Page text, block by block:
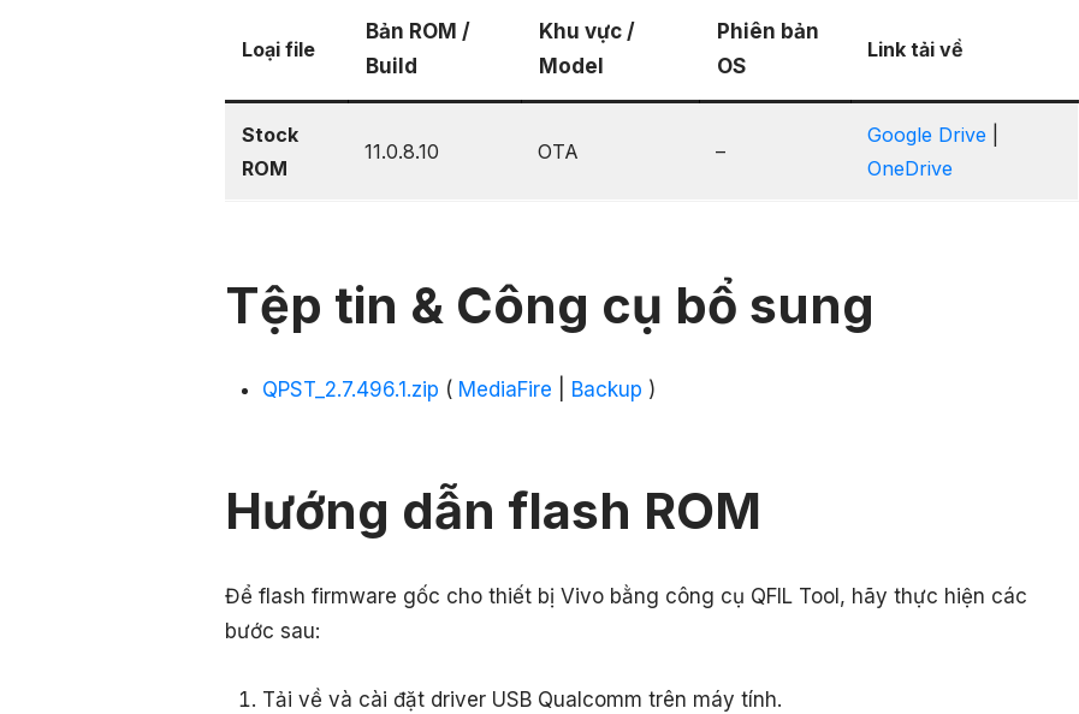
Loại file
Bản ROM /
Build
Khu vực /
Model
Phiên bản
OS
Link tải về
Stock
ROM
11.0.8.10 OTA –
Google Drive
OneDrive
Tệp tin & Công cụ bổ sung
QPST_2.7.496.1.zip ( MediaFire Backup )
Hướng dẫn flash ROM
Để flash firmware gốc cho thiết bị Vivo bằng công cụ QFIL Tool, hãy thực hiện các
bước sau:
Tải về và cài đặt driver USB Qualcomm trên máy tính.